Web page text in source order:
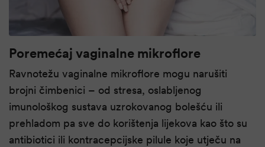
Poremećaj vaginalne mikroflore
Ravnotežu vaginalne mikroflore mogu narušiti
brojni čimbenici – od stresa, oslabljenog
imunološkog sustava uzrokovanog bolešću ili
prehladom pa sve do korištenja lijekova kao što su
antibiotici ili kontracepcijske pilule koje utječu na